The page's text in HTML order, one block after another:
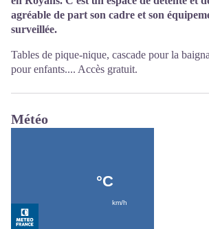
agréable de part son cadre et son
surveillée.
Tables de pique-nique, cascade pour la
pour enfants.... Accès gratuit.
Météo